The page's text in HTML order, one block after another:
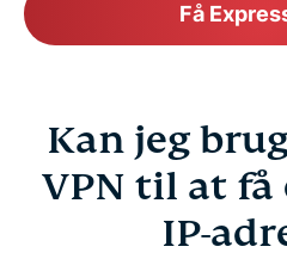
Få
Kan jeg
VPN til at få
IP-